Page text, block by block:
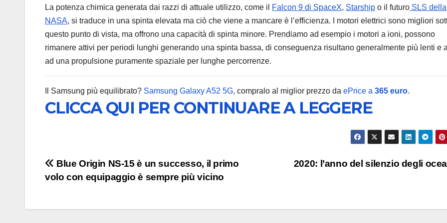
La potenza chimica generata dai razzi di attuale utilizzo, come il Falcon 9 di SpaceX, Starship o il futuro SLS della
NASA, si traduce in una spinta elevata ma ciò che viene a mancare è l’efficienza. I motori elettrici sono migliori
questo punto di vista, ma offrono una capacità di spinta minore. Prendiamo ad esempio i motori a ioni, possono
rimanere attivi per periodi lunghi generando una spinta bassa, di conseguenza risultano generalmente più lenti e
ad una propulsione puramente spaziale per lunghe percorrenze.
Il Samsung più equilibrato? Samsung Galaxy A52 5G, compralo al miglior prezzo da ePrice a 365 euro.
CLICCA QUI PER CONTINUARE A LEGGERE
Navigazione
articoli
2020: l’anno del silenzio degli
Blue Origin NS-15 è un successo, il primo
volo con equipaggio è sempre più vicino
Su